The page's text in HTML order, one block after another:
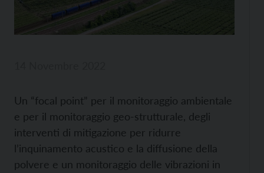
Un “focal point” per il monitoraggio ambientale
e per il monitoraggio geo-strutturale, degli
interventi di mitigazione per ridurre
l’inquinamento acustico e la diffusione della
polvere e un monitoraggio delle vibrazioni in